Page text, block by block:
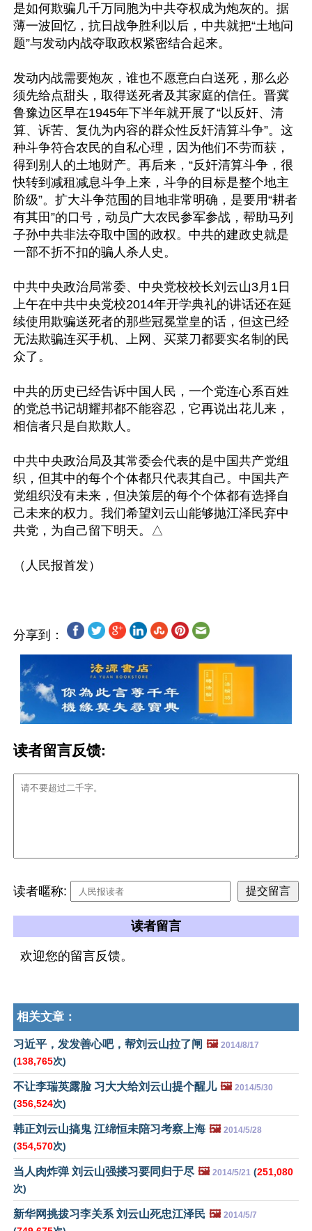
是如何欺骗几千万同胞为中共夺权成为炮灰的。据
薄一波回忆，抗日战争胜利以后，中共就把“土地问
题”与发动内战夺取政权紧密结合起来。
发动内战需要炮灰，谁也不愿意白白送死，那么必
须先给点甜头，取得送死者及其家庭的信任。晋冀
鲁豫边区早在1945年下半年就开展了“以反奸、清
算、诉苦、复仇为内容的群众性反奸清算斗争”。这
种斗争符合农民的自私心理，因为他们不劳而获，
得到别人的土地财产。再后来，“反奸清算斗争，很
快转到减租减息斗争上来，斗争的目标是整个地主
阶级”。扩大斗争范围的目地非常明确，是要用“耕者
有其田”的口号，动员广大农民参军参战，帮助马列
子孙中共非法夺取中国的政权。中共的建政史就是
一部不折不扣的骗人杀人史。
中共中央政治局常委、中央党校校长刘云山3月1日
上午在中共中央党校2014年开学典礼的讲话还在延
续使用欺骗送死者的那些冠冕堂皇的话，但这已经
无法欺骗连买手机、上网、买菜刀都要实名制的民
众了。
中共的历史已经告诉中国人民，一个党连心系百姓
的党总书记胡耀邦都不能容忍，它再说出花儿来，
相信者只是自欺欺人。
中共中央政治局及其常委会代表的是中国共产党组
织，但其中的每个个体都只代表其自己。中国共产
党组织没有未来，但决策层的每个个体都有选择自
己未来的权力。我们希望刘云山能够抛江泽民弃中
共党，为自己留下明天。△
分享到：
读者留言反馈:
读者暱称:
读者留言
欢迎您的留言反馈。
相关文章：
习近平，发发善心吧，帮刘云山拉了闸 🖼️ 2014/8/17
(138,765次)
不让李瑞英露脸 习大大给刘云山提个醒儿 🖼️ 2014/5/30
(356,524次)
韩正刘云山搞鬼 江绵恒未陪习考察上海 🖼️ 2014/5/28
(354,570次)
当人肉炸弹 刘云山强搂习要同归于尽 🖼️ 2014/5/21 (251,080
次)
新华网挑拨习李关系 刘云山死忠江泽民 🖼️ 2014/5/7